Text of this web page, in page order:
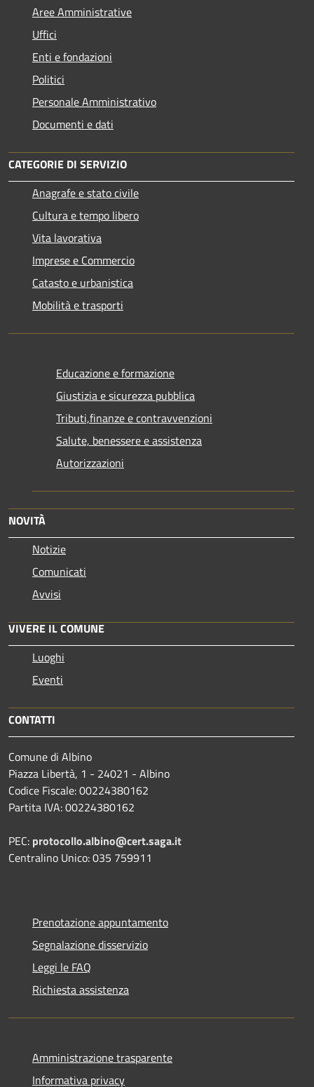
Aree Amministrative
Uffici
Enti e fondazioni
Politici
Personale Amministrativo
Documenti e dati
CATEGORIE DI SERVIZIO
Anagrafe e stato civile
Cultura e tempo libero
Vita lavorativa
Imprese e Commercio
Catasto e urbanistica
Mobilità e trasporti
Educazione e formazione
Giustizia e sicurezza pubblica
Tributi,finanze e contravvenzioni
Salute, benessere e assistenza
Autorizzazioni
NOVITÀ
Notizie
Comunicati
Avvisi
VIVERE IL COMUNE
Luoghi
Eventi
CONTATTI
Comune di Albino
Piazza Libertà, 1 - 24021 - Albino
Codice Fiscale: 00224380162
Partita IVA: 00224380162
PEC: protocollo.albino@cert.saga.it
Centralino Unico: 035 759911
Prenotazione appuntamento
Segnalazione disservizio
Leggi le FAQ
Richiesta assistenza
Amministrazione trasparente
Informativa privacy